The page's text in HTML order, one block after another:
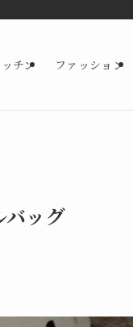
チン ファッション
バッグ